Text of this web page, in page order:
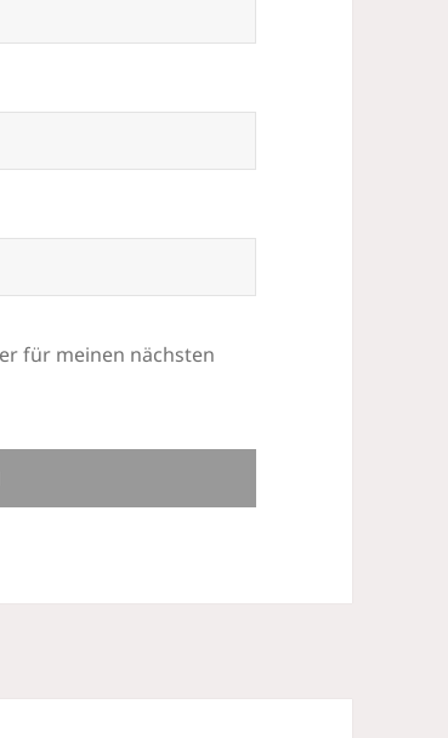
für meinen nächsten